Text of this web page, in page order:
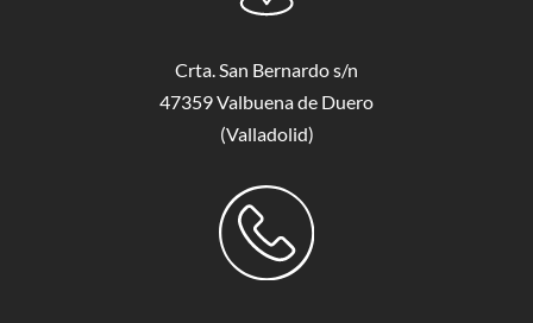
Crta. San Bernardo s/n
47359 Valbuena de Duero
(Valladolid)